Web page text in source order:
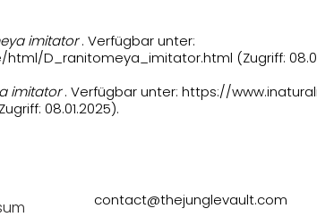
imitator. Verfügbar unter:
D_ranitomeya_imitator.html (Zugriff:
imitator. Verfügbar unter: https://
08.01.2025).
contact@thejunglevault.com